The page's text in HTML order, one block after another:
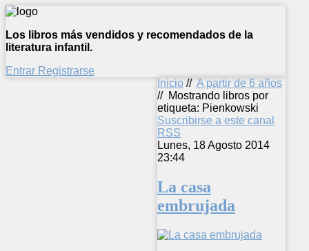
Los libros más vendidos y recomendados de la
literatura infantil.
Entrar Registrarse
Inicio // A partir de 6 años
// Mostrando libros por
etiqueta: Pienkowski
Suscribirse a este canal
RSS
Lunes, 18 Agosto 2014
23:44
La casa
embrujada